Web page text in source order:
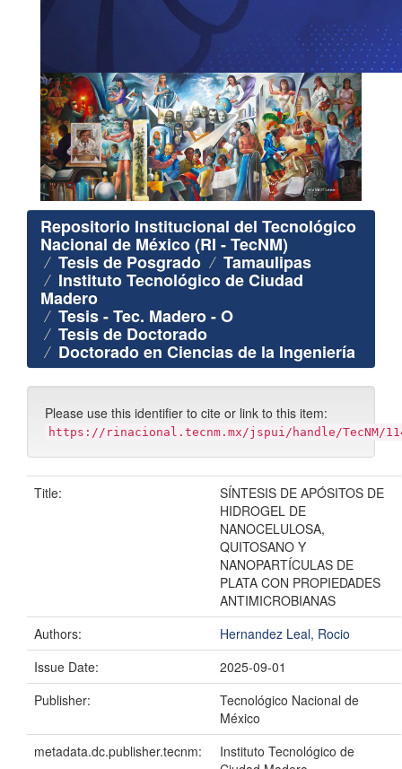
Repositorio Institucional del Tecnológico
Nacional de México (RI - TecNM)
Tesis de Posgrado Tamaulipas
Instituto Tecnológico de Ciudad
Madero
Tesis - Tec. Madero - O
Tesis de Doctorado
Doctorado en Ciencias de la Ingeniería
Please use this identifier to cite or link to this item:
https://rinacional.tecnm.mx/jspui/handle/TecNM/
Title:
SÍNTESIS DE APÓSITOS DE
HIDROGEL DE
NANOCELULOSA,
QUITOSANO Y
NANOPARTÍCULAS DE
PLATA CON PROPIEDADES
ANTIMICROBIANAS
Authors:
Hernandez Leal, Rocio
Issue Date:
2025-09-01
Publisher:
Tecnológico Nacional de
México
metadata.dc.publisher.tecnm:
Instituto Tecnológico de